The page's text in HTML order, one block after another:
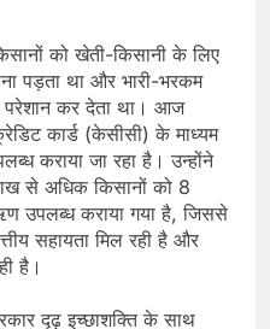
को खेती-किसानी के लिए
पड़ता था और भारी-भरकम
परेशान कर देता था। आज
कार्ड (केसीसी) के माध्यम
कराया जा रहा है। उन्होंने
से अधिक किसानों को 8
उपलब्ध कराया गया है, जिससे
सहायता मिल रही है और
है।
दृढ़ इच्छाशक्ति के साथ